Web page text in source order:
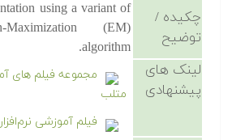
چکیده /
توضیح
using a variant of
Maximization (EM)
algorithm.
لینک های
پیشنهادی
مجموعه فیلم های
متلب
فیلم آموزشی نرم‌افزار eCognition